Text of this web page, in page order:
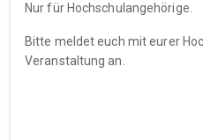
Nur für Hochschulangehörige.
Bitte meldet euch mit eurer
Veranstaltung an.